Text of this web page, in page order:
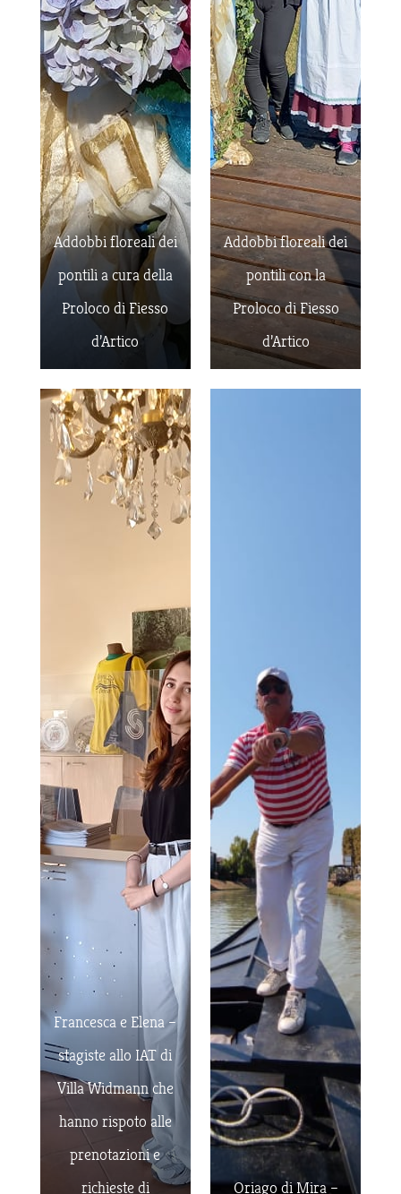
Addobbi floreali dei
pontili a cura della
Proloco di Fiesso
d’Artico
Addobbi floreali dei
pontili con la
Proloco di Fiesso
d’Artico
Francesca e Elena –
stagiste allo IAT di
Villa Widmann che
hanno rispoto alle
prenotazioni e
richieste di
Oriago di Mira –